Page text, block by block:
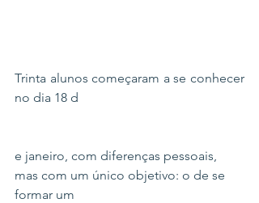
Trinta alunos começaram a se conhecer
no dia 18 d
e janeiro, com diferenças pessoais,
mas com um único objetivo: o de se
formar um